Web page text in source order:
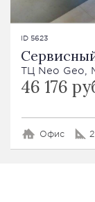
ID 5623
ТЦ Neo Geo,
46 176
Офис